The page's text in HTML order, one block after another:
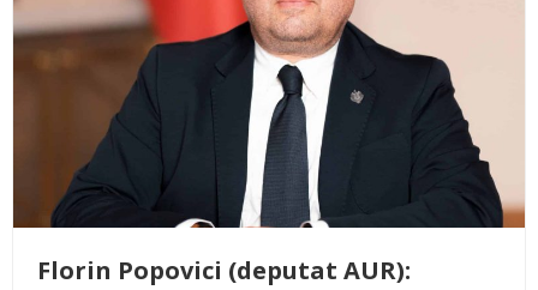
Florin Popovici (deputat AUR):